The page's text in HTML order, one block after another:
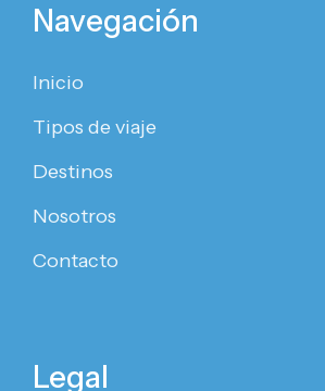
Navegación
Inicio
Tipos de viaje
Destinos
Nosotros
Contacto
Legal